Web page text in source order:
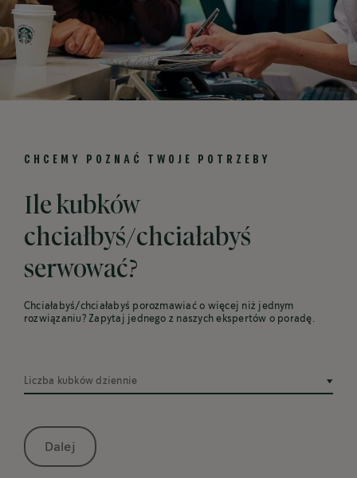
CHCEMY POZNAĆ TWOJE POTRZEBY
Ile kubków
chciałbyś/chciałabyś
serwować?
Chciałabyś/chciałabyś porozmawiać o więcej niż jednym
rozwiązaniu? Zapytaj jednego z naszych ekspertów o poradę.
Liczba kubków dziennie
Dalej